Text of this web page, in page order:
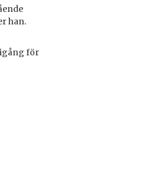
han.
för